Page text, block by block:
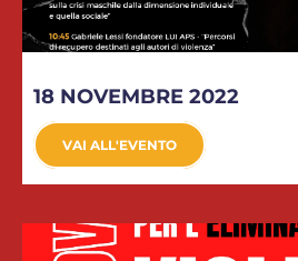
18 NOVEMBRE 2022
VAI ALL'EVENTO